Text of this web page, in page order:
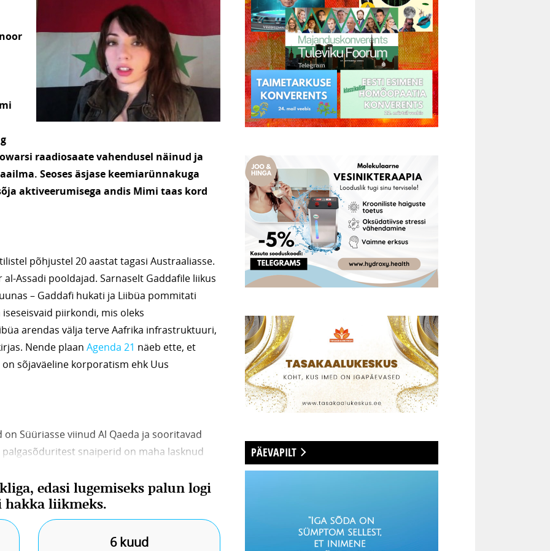
raadiosaate vahendusel näinud ja
Seoses äsjase keemiarünnakuga
aktiveerumisega andis Mimi taas kord
põhjustel 20 aastat tagasi Austraaliasse.
Assadi pooldajad. Sarnaselt Gaddafile liikus
– Gaddafi hukati ja Liibüa pommitati
piirkondi, mis oleks
arendas välja terve Aafrika infrastruktuuri,
Nende plaan Agenda 21 näeb ette, et
sõjaväeline korporatism ehk Uus
Süüriasse viinud Al Qaeda ja sooritavad
palgasõduritest snaiperid on maha lasknud
Syrian Girl on viimased poolteist aastat
plaanib lavastada (
Süüria
edasi lugemiseks palun logi
hakka liikmeks.
6 kuud
PÄEVAPILT